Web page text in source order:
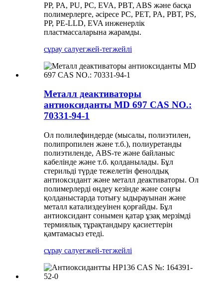
PP, PA, PU, ​​PC, EVA, PBT, ABS және басқа
полимерлерге, әсіресе PC, PET, PA, PBT, PS,
PP, PE-LLD, EVA инженерлік
пластмассаларына жарамды.
сұрау салуегжей-тегжейлі
Металл деактиваторы
антиоксиданты MD 697 CAS NO.:
70331-94-1
Ол полилефиндерде (мысалы, полиэтилен,
полипропилен және т.б.), полиуретанды
полиэтиленде, ABS-те және байланыс
кабелінде және т.б. қолданылады. Бұл
стерильді түрде тежелетін фенолдық
антиоксидант және металл деактиваторы. Ол
полимерлерді өңдеу кезінде және соңғы
қолданыстарда тотығу ыдырауынан және
металл катализдеуінен қорғайды. Бұл
антиоксидант сонымен қатар ұзақ мерзімді
термиялық тұрақтандыру қасиеттерін
қамтамасыз етеді.
сұрау салуегжей-тегжейлі